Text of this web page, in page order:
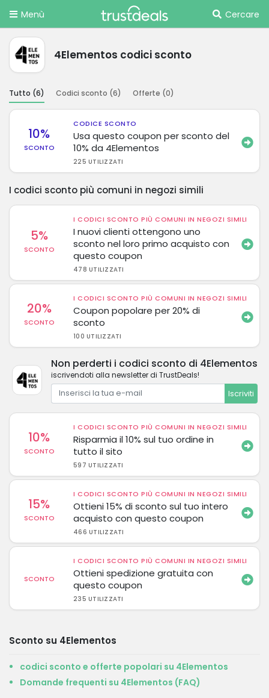
Menù Cercare
4Elementos codici sconto
Tutto (6) Codici sconto (6) Offerte (0)
10%
SCONTO
CODICE SCONTO
Usa questo coupon per sconto del
10% da 4Elementos
225 UTILIZZATI
I codici sconto più comuni in negozi simili
5%
SCONTO
I CODICI SCONTO PIÙ COMUNI IN NEGOZI SIMILI
I nuovi clienti ottengono uno
sconto nel loro primo acquisto con
questo coupon
478 UTILIZZATI
20%
SCONTO
I CODICI SCONTO PIÙ COMUNI IN NEGOZI SIMILI
Coupon popolare per 20% di
sconto
100 UTILIZZATI
Non perderti i codici sconto di 4Elementos
iscrivendoti alla newsletter di TrustDeals!
Iscriviti
10%
SCONTO
I CODICI SCONTO PIÙ COMUNI IN NEGOZI SIMILI
Risparmia il 10% sul tuo ordine in
tutto il sito
597 UTILIZZATI
15%
SCONTO
I CODICI SCONTO PIÙ COMUNI IN NEGOZI SIMILI
Ottieni 15% di sconto sul tuo intero
acquisto con questo coupon
466 UTILIZZATI
SCONTO
I CODICI SCONTO PIÙ COMUNI IN NEGOZI SIMILI
Ottieni spedizione gratuita con
questo coupon
235 UTILIZZATI
Sconto su 4Elementos
codici sconto e offerte popolari su 4Elementos
Domande frequenti su 4Elementos (FAQ)